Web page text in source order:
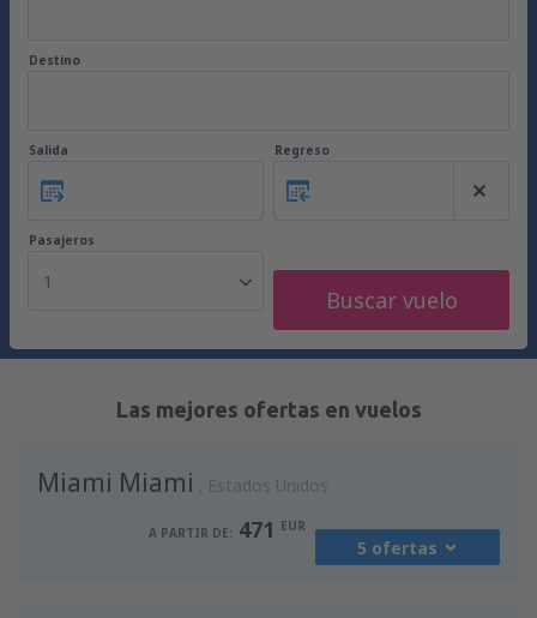
Destino
Salida Regreso
Pasajeros
1
Buscar vuelo
Las mejores ofertas en vuelos
Miami Miami Estados Unidos
A PARTIR DE: 471 EUR
5 ofertas